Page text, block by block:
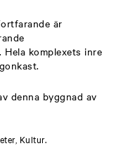
är
komplexets inre
denna byggnad av
Kultur.